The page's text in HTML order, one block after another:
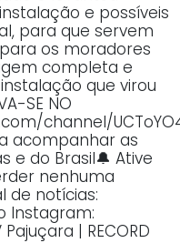
e possíveis
para que servem
os moradores
completa e
que virou
SE NO
channel/
acompanhar as
e do Brasil🔔 Ative
nenhuma
de notícias:
Instagram:
| RECORD